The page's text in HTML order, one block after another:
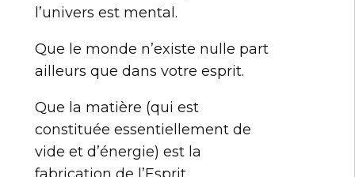
l’univers est mental.
Que le monde n’existe nulle part
ailleurs que dans votre esprit.
Que la matière (qui est
constituée essentiellement de
vide et d’énergie) est la